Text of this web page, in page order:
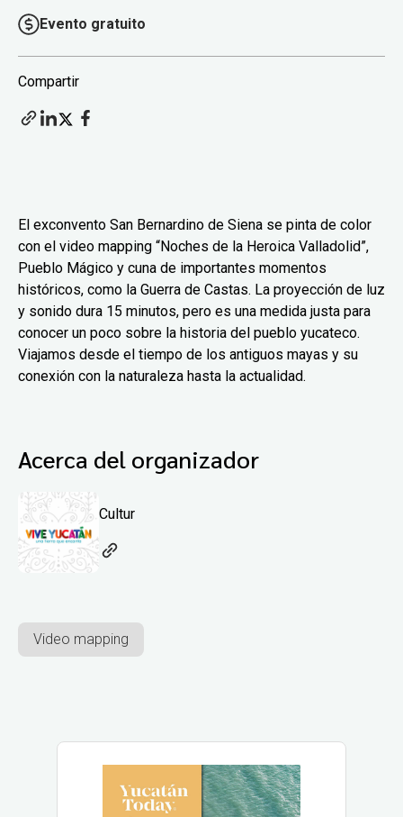
Evento gratuito
Compartir
El exconvento San Bernardino de Siena se pinta de color
con el video mapping “Noches de la Heroica Valladolid”,
Pueblo Mágico y cuna de importantes momentos
históricos, como la Guerra de Castas. La proyección de luz
y sonido dura 15 minutos, pero es una medida justa para
conocer un poco sobre la historia del pueblo yucateco.
Viajamos desde el tiempo de los antiguos mayas y su
conexión con la naturaleza hasta la actualidad.
Acerca del organizador
Cultur
Video mapping